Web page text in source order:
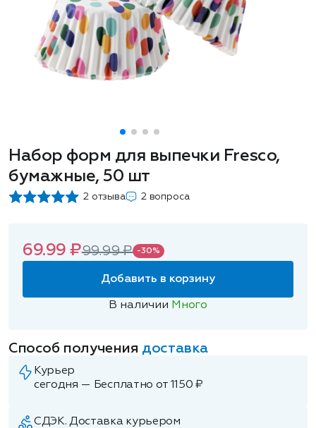
Набор форм для выпечки Fresco,
бумажные, 50 шт
2 отзыва 2 вопроса
69.99 ₽99.99 ₽ -30%
Добавить в корзину
В наличии Много
Способ получения доставка
Курьер
сегодня — Бесплатно от 1150 ₽
СДЭК. Доставка курьером